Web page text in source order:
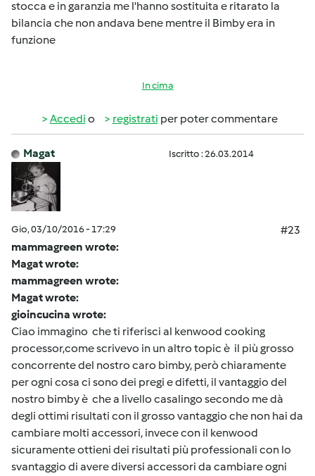
stocca e in garanzia me l'hanno sostituita e ritarato la
bilancia che non andava bene mentre il Bimby era in
funzione
In cima
Accedi o registrati per poter commentare
Magat Iscritto : 26.03.2014
Gio, 03/10/2016 - 17:29
#23
mammagreen wrote:
Magat wrote:
mammagreen wrote:
Magat wrote:
gioincucina wrote:
Ciao immagino che ti riferisci al kenwood cooking
processor,come scrivevo in un altro topic è il più grosso
concorrente del nostro caro bimby, però chiaramente
per ogni cosa ci sono dei pregi e difetti, il vantaggio del
nostro bimby è che a livello casalingo secondo me dà
degli ottimi risultati con il grosso vantaggio che non hai da
cambiare molti accessori, invece con il kenwood
sicuramente ottieni dei risultati più professionali con lo
svantaggio di avere diversi accessori da cambiare ogni